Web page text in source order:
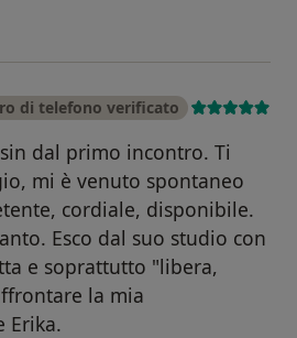
di telefono verificato
dal primo incontro. Ti
mi è venuto spontaneo
cordiale, disponibile.
Esco dal suo studio con
e soprattutto "libera,
la mia
Erika.